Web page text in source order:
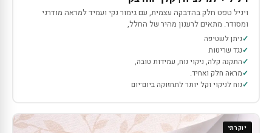
ויניל טפט חלק בהדבקה עצמית, עם גימור נקי ועמיד למראה מודרני
ומסודר. מתאים לרענון מהיר של החלל,
ניתן לשטיפה
נגד שריטות
התקנה קלה, ניקוי נוח, עמידות טובה,
מראה חלק ואחיד.
נוח לניקוי וקל יותר לתחזוקה ביום־יום
יוקרתי